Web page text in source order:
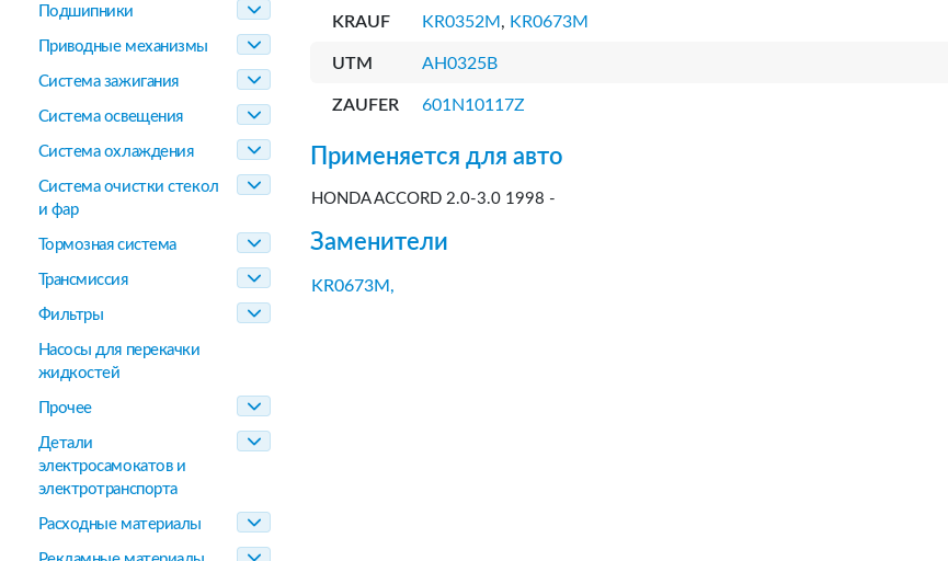
Подшипники
Приводные механизмы
Система зажигания
Система освещения
Система охлаждения
Система очистки стекол
и фар
Тормозная система
Трансмиссия
Фильтры
Насосы для перекачки
жидкостей
Прочее
Детали
электросамокатов и
электротранспорта
Расходные материалы
KRAUF KR0352M , KR0673M
UTM AH0325B
ZAUFER 601N10117Z
Применяется для авто
HONDA ACCORD 2.0-3.0 1998 -
Заменители
KR0673M,